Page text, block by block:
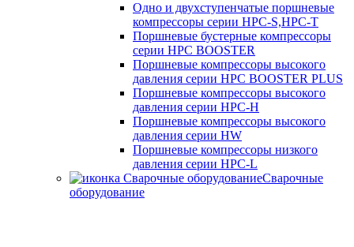
Одно и двухступенчатые поршневые
компрессоры серии HPC-S,HPC-T
Поршневые бустерные компрессоры
серии HPC BOOSTER
Поршневые компрессоры высокого
давления серии HPC BOOSTER PLUS
Поршневые компрессоры высокого
давления серии HPC-H
Поршневые компрессоры высокого
давления серии HW
Поршневые компрессоры низкого
давления серии HPC-L
Сварочные
оборудование